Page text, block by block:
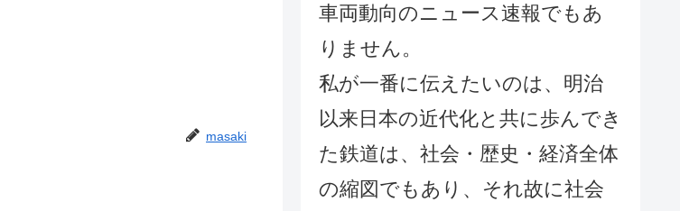
masaki
車両動向のニュース速報でもあ
りません。
私が一番に伝えたいのは、明治
以来日本の近代化と共に歩んでき
た鉄道は、社会・歴史・経済全体
の縮図でもあり、それ故に社会